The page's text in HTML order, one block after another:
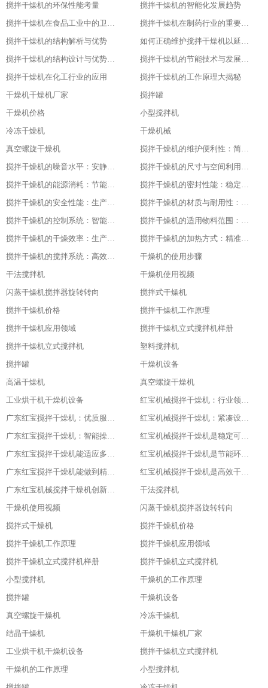
搅拌干燥机的环保性能考量
搅拌干燥机的智能化发展趋势
搅拌干燥机在食品工业中的卫生设计
搅拌干燥机在制药行业的重要应用
搅拌干燥机的结构解析与优势
如何正确维护搅拌干燥机以延长其使用寿命
搅拌干燥机的结构设计与优势分析
搅拌干燥机的节能技术与发展趋势
搅拌干燥机在化工行业的应用
搅拌干燥机的工作原理大揭秘
干燥机干燥机厂家
搅拌罐
干燥机价格
小型搅拌机
冷冻干燥机
干燥机械
真空螺旋干燥机
搅拌干燥机的维护便利性：简单易操作
搅拌干燥机的噪音水平：安静的工作环境
搅拌干燥机的尺寸与空间利用：灵活适应不同场地
搅拌干燥机的能源消耗：节能与高效的平衡
搅拌干燥机的密封性能：稳定干燥的关键
搅拌干燥机的安全性能：生产中的首要保障
搅拌干燥机的材质与耐用性：品质的坚实基础
搅拌干燥机的控制系统：智能化的操作体验
搅拌干燥机的适用物料范围：广泛的适应性
搅拌干燥机的干燥效率：生产效益的保障
搅拌干燥机的加热方式：精准控温的关键
搅拌干燥机的搅拌系统：高效混合的核心
干燥机的使用步骤
干法搅拌机
干燥机使用视频
闪蒸干燥机搅拌器旋转转向
搅拌式干燥机
搅拌干燥机价格
搅拌干燥机工作原理
搅拌干燥机应用领域
搅拌干燥机立式搅拌机样册
搅拌干燥机立式搅拌机
塑料搅拌机
搅拌罐
干燥机设备
高温干燥机
真空螺旋干燥机
工业烘干机干燥机设备
红宝机械搅拌干燥机：行业领先，值得信赖
广东红宝搅拌干燥机：优质服务，全程保障
红宝机械搅拌干燥机：紧凑设计，节省空间
广东红宝搅拌干燥机：智能操作，便捷高效
红宝机械搅拌干燥机是稳定可靠的伙伴
广东红宝搅拌干燥机能适应多种物料
红宝机械搅拌干燥机是节能环保新选择
广东红宝搅拌干燥机能做到精准控制，卓越品质
红宝机械搅拌干燥机是高效干燥的利器
广东红宝机械搅拌干燥机创新引领未来
干法搅拌机
干燥机使用视频
闪蒸干燥机搅拌器旋转转向
搅拌式干燥机
搅拌干燥机价格
搅拌干燥机工作原理
搅拌干燥机应用领域
搅拌干燥机立式搅拌机样册
搅拌干燥机立式搅拌机
小型搅拌机
干燥机的工作原理
搅拌罐
干燥机设备
真空螺旋干燥机
冷冻干燥机
结晶干燥机
干燥机干燥机厂家
工业烘干机干燥机设备
搅拌干燥机立式搅拌机
干燥机的工作原理
小型搅拌机